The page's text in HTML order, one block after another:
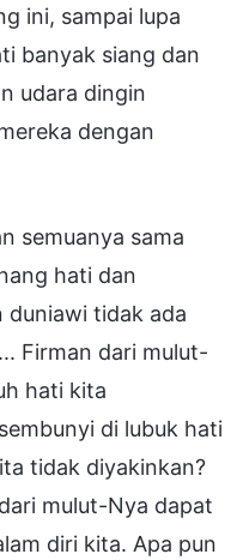
ini, sampai lupa
banyak siang dan
udara dingin
dengan
semuanya sama
hati dan
duniawi tidak ada
Firman dari mulut-
hati kita
di lubuk hati
tidak diyakinkan?
mulut-Nya dapat
diri kita. Apa pun